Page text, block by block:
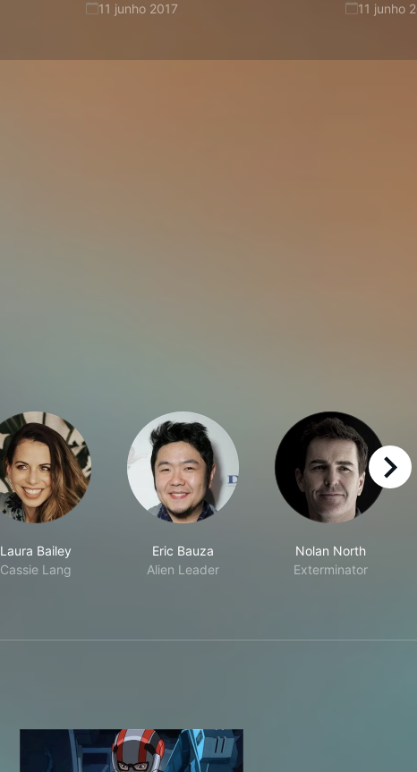
11 junho 2017
11 junho
Laura Bailey
Cassie Lang
Eric Bauza
Alien Leader
Nolan North
Exterminator
right